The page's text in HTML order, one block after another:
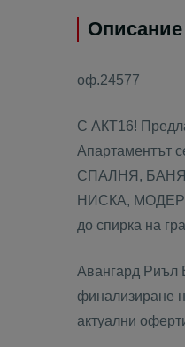
Описание
оф.24577
С АКТ16!
СПАЛНЯ,
НИСКА,
до спирка на
Авангард Риъл
финализиране
актуални